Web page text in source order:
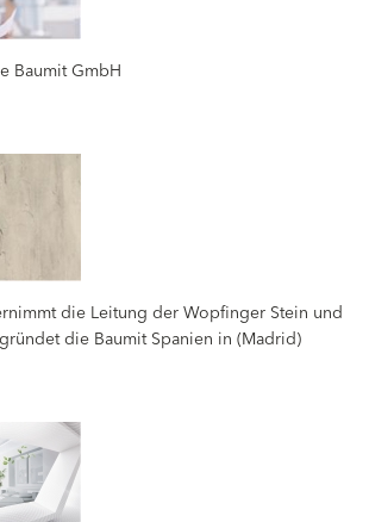
Baumit GmbH
die Leitung der Wopfinger Stein und
die Baumit Spanien in (Madrid)